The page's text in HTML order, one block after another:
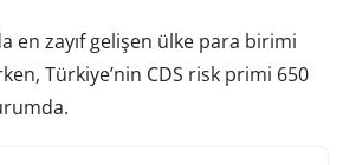
en zayıf gelişen ülke para birimi
Türkiye’nin CDS risk primi 650